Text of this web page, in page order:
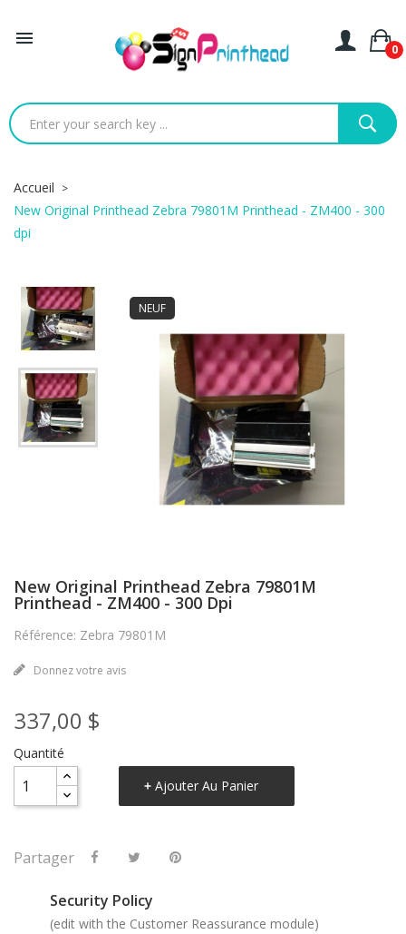

0
Accueil
New Original Printhead Zebra 79801M Printhead - ZM400 - 300
dpi
NEUF
New Original Printhead Zebra 79801M
Printhead - ZM400 - 300 Dpi
Référence: Zebra 79801M
Donnez votre avis
337,00 $
Quantité
Ajouter Au Panier
Partager
Security Policy
(edit with the Customer Reassurance module)